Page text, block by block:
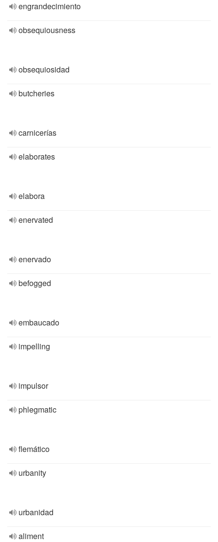
engrandecimiento
obsequiousness
obsequiosidad
butcheries
carnicerías
elaborates
elabora
enervated
enervado
befogged
embaucado
impelling
impulsor
phlegmatic
flemático
urbanity
urbanidad
aliment